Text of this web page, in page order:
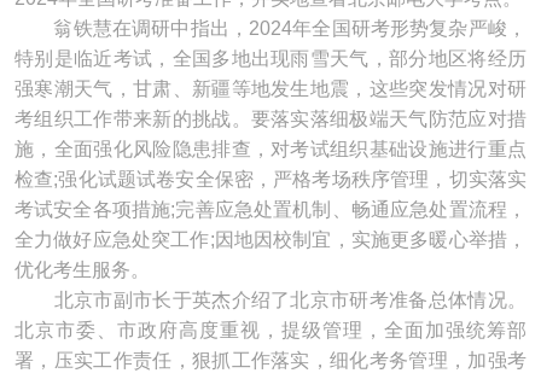
翁铁慧在调研中指出，2024年全国研考形势复杂严峻，
特别是临近考试，全国多地出现雨雪天气，部分地区将经历
强寒潮天气，甘肃、新疆等地发生地震，这些突发情况对研
考组织工作带来新的挑战。要落实落细极端天气防范应对措
施，全面强化风险隐患排查，对考试组织基础设施进行重点
检查;强化试题试卷安全保密，严格考场秩序管理，切实落实
考试安全各项措施;完善应急处置机制、畅通应急处置流程，
全力做好应急处突工作;因地因校制宜，实施更多暖心举措，
优化考生服务。
北京市副市长于英杰介绍了北京市研考准备总体情况。
北京市委、市政府高度重视，提级管理，全面加强统筹部
署，压实工作责任，狠抓工作落实，细化考务管理，加强考